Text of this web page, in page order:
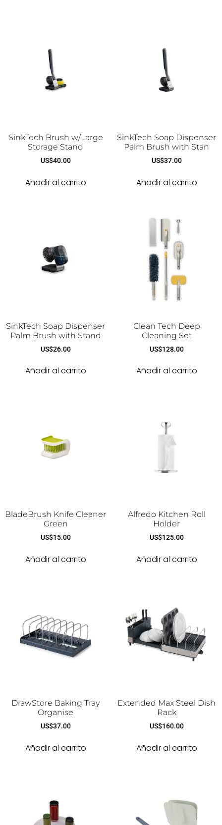
SinkTech Brush w/Large
Storage Stand
US$40.00
Añadir al carrito
SinkTech Soap Dispenser
Palm Brush with Stan
US$37.00
Añadir al carrito
SinkTech Soap Dispenser
Palm Brush with Stand
US$26.00
Añadir al carrito
Clean Tech Deep
Cleaning Set
US$128.00
Añadir al carrito
BladeBrush Knife Cleaner
Green
US$15.00
Añadir al carrito
Alfredo Kitchen Roll
Holder
US$125.00
Añadir al carrito
DrawStore Baking Tray
Organise
US$37.00
Añadir al carrito
Extended Max Steel Dish
Rack
US$160.00
Añadir al carrito